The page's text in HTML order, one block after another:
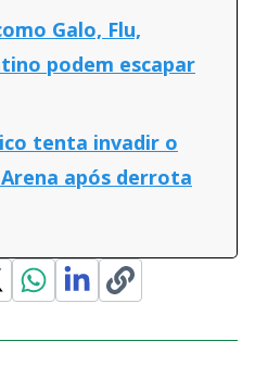
Galo, Flu,
podem escapar
tenta invadir o
após derrota